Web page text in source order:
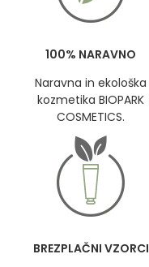
100% NARAVNO
Naravna in ekološka
kozmetika BIOPARK
COSMETICS.
BREZPLAČNI VZORCI